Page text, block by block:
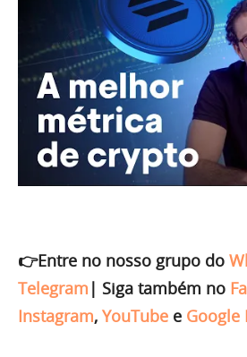
👉Entre no nosso grupo do
Telegram | Siga também no
Instagram, YouTube e Google